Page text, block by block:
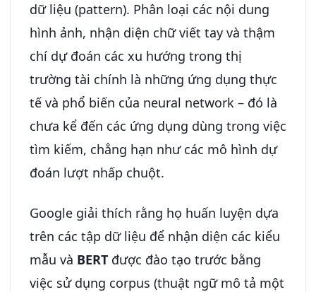
dữ liệu (pattern). Phân loại các nội dung
hình ảnh, nhận diện chữ viết tay và thậm
chí dự đoán các xu hướng trong thị
trường tài chính là những ứng dụng thực
tế và phổ biến của neural network – đó là
chưa kể đến các ứng dụng dùng trong việc
tìm kiếm, chẳng hạn như các mô hình dự
đoán lượt nhấp chuột.
Google giải thích rằng họ huấn luyện dựa
trên các tập dữ liệu để nhận diện các kiểu
mẫu và BERT được đào tạo trước bằng
việc sử dụng corpus (thuật ngữ mô tả một